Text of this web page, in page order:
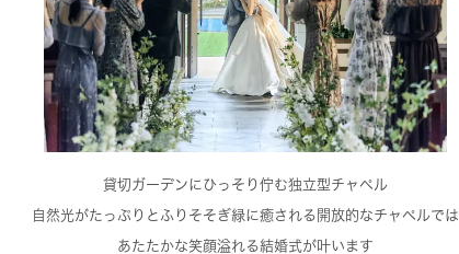
貸切ガーデンにひっそり佇む独立型チャペル
自然光がたっぷりとふりそそぎ緑に癒される開放的なチャペルでは
あたたかな笑顔溢れる結婚式が叶います